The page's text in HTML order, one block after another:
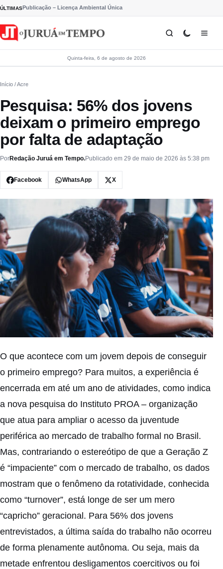
Pular para o conteúdo
ÚLTIMASPublicação – Licença Ambiental Única
Quinta-feira, 6 de agosto de 2026
Início / Acre
Pesquisa: 56% dos jovens
deixam o primeiro emprego
por falta de adaptação
PorRedação Juruá em Tempo.Publicado em 29 de maio de 2026 às 5:38 pm
Facebook WhatsApp X
O que acontece com um jovem depois de conseguir
o primeiro emprego? Para muitos, a experiência é
encerrada em até um ano de atividades, como indica
a nova pesquisa do Instituto PROA – organização
que atua para ampliar o acesso da juventude
periférica ao mercado de trabalho formal no Brasil.
Mas, contrariando o estereótipo de que a Geração Z
é “impaciente” com o mercado de trabalho, os dados
mostram que o fenômeno da rotatividade, conhecida
como “turnover”, está longe de ser um mero
“capricho” geracional. Para 56% dos jovens
entrevistados, a última saída do trabalho não ocorreu
de forma plenamente autônoma. Ou seja, mais da
metade enfrentou desligamentos coercitivos ou foi